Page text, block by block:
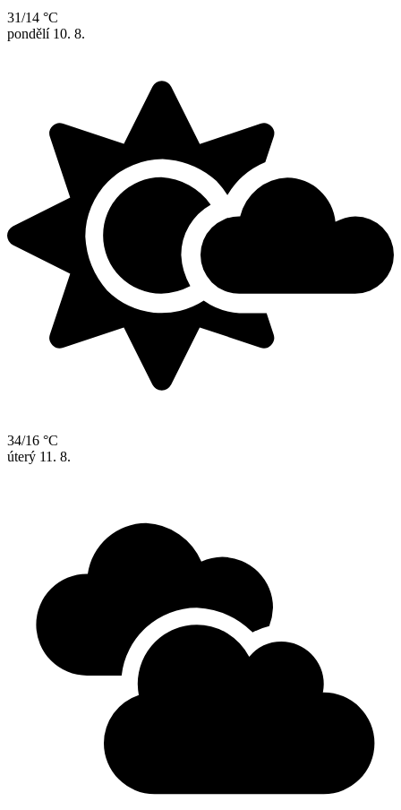
31/14 °C
pondělí 10. 8.
34/16 °C
úterý 11. 8.